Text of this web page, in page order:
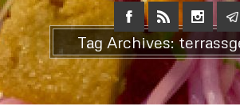
Tag Archives: